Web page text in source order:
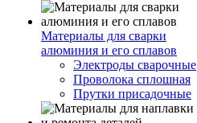
Материалы для сварки
алюминия и его сплавов
Электроды сварочные
Проволока сплошная
Прутки присадочные